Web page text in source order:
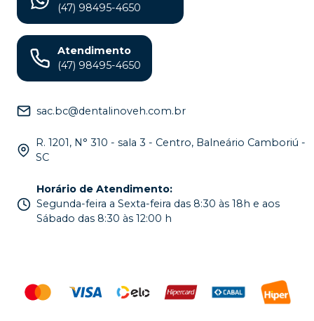
(47) 98495-4650
Atendimento
(47) 98495-4650
sac.bc@dentalinoveh.com.br
R. 1201, N° 310 - sala 3 - Centro, Balneário Camboriú -
SC
Horário de Atendimento:
Segunda-feira a Sexta-feira das 8:30 às 18h e aos
Sábado das 8:30 às 12:00 h